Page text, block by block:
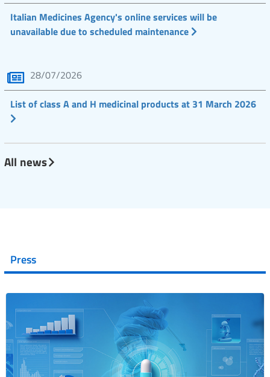
Italian Medicines Agency's online services will be
unavailable due to scheduled maintenance
28/07/2026
List of class A and H medicinal products at 31 March 2026
All news
Press